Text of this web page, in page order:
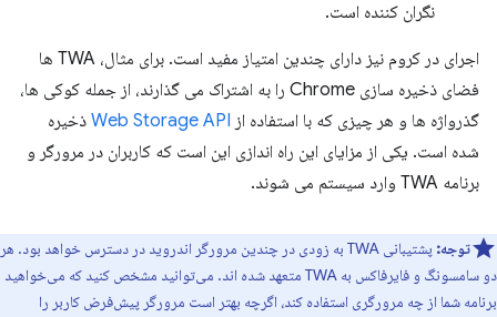
نگران کننده است.
اجرای در کروم نیز دارای چندین امتیاز مفید است. برای مثال، TWA ها
فضای ذخیره سازی Chrome را به اشتراک می گذارند، از جمله کوکی ها،
گذرواژه ها و هر چیزی که با استفاده از Web Storage API ذخیره
شده است. یکی از مزایای این راه اندازی این است که کاربران در مرورگر و
برنامه TWA وارد سیستم می شوند.
توجه:
پشتیبانی TWA به زودی در چندین مرورگر اندروید در دسترس خواهد بود. هر
دو سامسونگ و فایرفاکس به TWA متعهد شده اند. می‌توانید مشخص کنید که می‌خواهید
برنامه شما از چه مرورگری استفاده کند، اگرچه بهتر است مرورگر پیش‌فرض کاربر را